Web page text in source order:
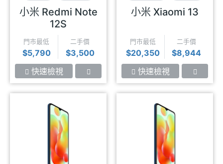
獨立三卡槽
小米 Redmi Note
12S
門市最低
$5,790
二手價
$3,500
快速檢視
徠卡影像
小米 Xiaomi 13
門市最低
$20,350
二手價
$8,944
快速檢視